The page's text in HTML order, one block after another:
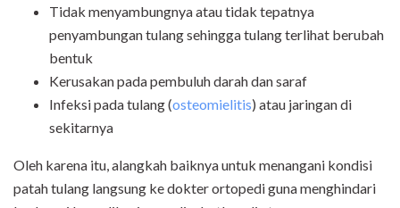
Tidak menyambungnya atau tidak tepatnya
penyambungan tulang sehingga tulang terlihat berubah
bentuk
Kerusakan pada pembuluh darah dan saraf
Infeksi pada tulang (osteomielitis) atau jaringan di
sekitarnya
Oleh karena itu, alangkah baiknya untuk menangani kondisi
patah tulang langsung ke dokter ortopedi guna menghindari